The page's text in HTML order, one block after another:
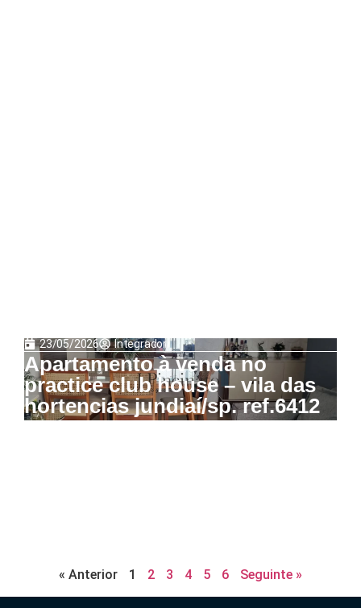
23/05/2026 Integrador
Apartamento à venda no
practice club house – vila das
hortencias jundiaí/sp. ref.6412
« Anterior 1 2 3 4 5 6 Seguinte »